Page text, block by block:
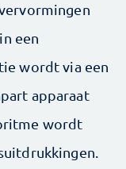
een
wordt via een
apparaat
wordt